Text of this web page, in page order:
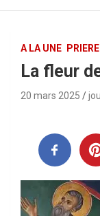
A LA UNE PRIERE
La fleur
20 mars 2025